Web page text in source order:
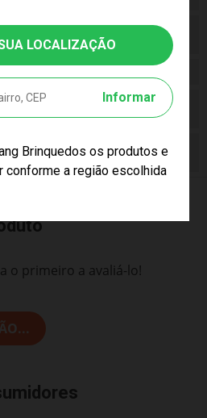
LOCALIZAÇÃO
Informar
Brinquedos os produtos e
conforme a região escolhida
Oficina De Criações
o primeiro a avaliá-lo!